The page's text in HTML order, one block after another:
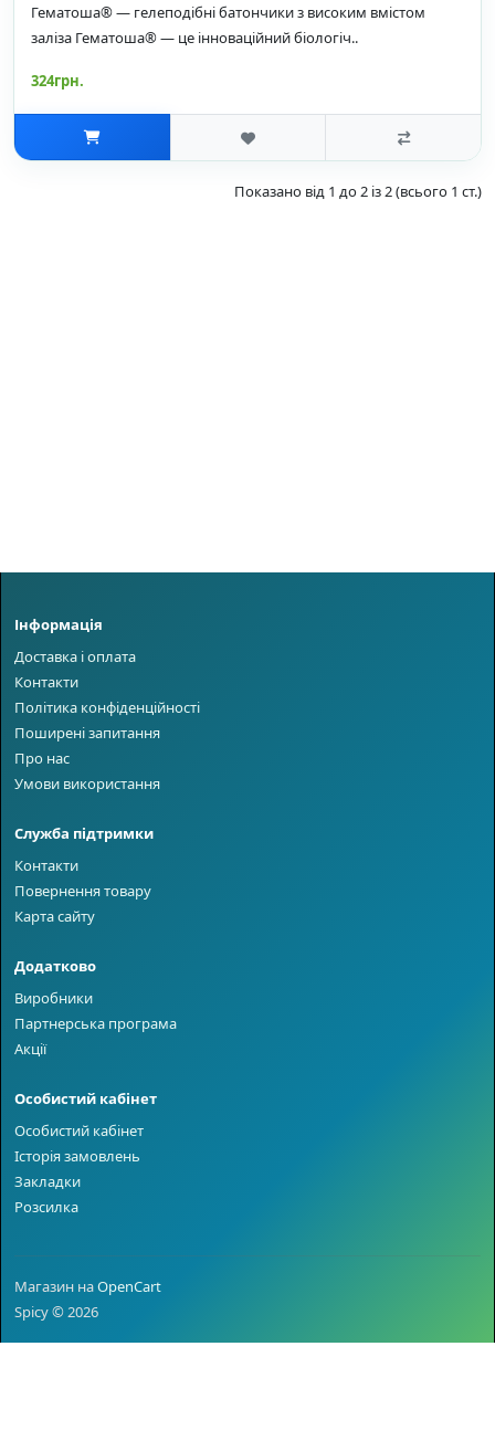
Гематоша® — гелеподібні батончики з високим вмістом
заліза Гематоша® — це інноваційний біологіч..
324грн.
Показано від 1 до 2 із 2 (всього 1 ст.)
Інформація
Доставка і оплата
Контакти
Політика конфіденційності
Поширені запитання
Про нас
Умови використання
Служба підтримки
Контакти
Повернення товару
Карта сайту
Додатково
Виробники
Партнерська програма
Акції
Особистий кабінет
Особистий кабінет
Історія замовлень
Закладки
Розсилка
Магазин наOpenCart
Spicy © 2026